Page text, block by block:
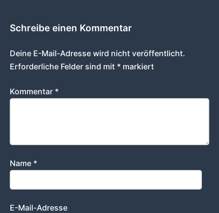
Schreibe einen Kommentar
Deine E-Mail-Adresse wird nicht veröffentlicht.
Erforderliche Felder sind mit * markiert
Kommentar *
Name *
E-Mail-Adresse